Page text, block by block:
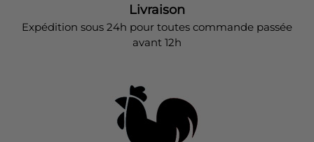
Livraison
Expédition sous 24h pour toutes commande passée
avant 12h